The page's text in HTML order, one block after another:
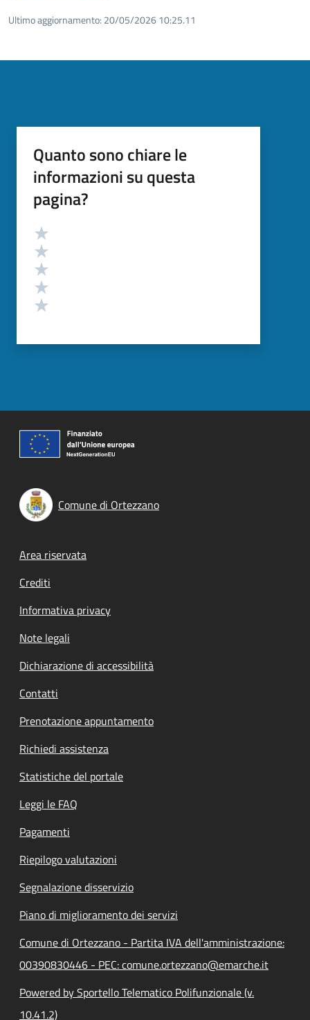
Ultimo aggiornamento: 20/05/2026 10:25.11
Quanto sono chiare le
informazioni su questa
pagina?
Valutazione
Comune di Ortezzano
Footer menu
Area riservata
Crediti
Informativa privacy
Note legali
Dichiarazione di accessibilità
Contatti
Prenotazione appuntamento
Richiedi assistenza
Statistiche del portale
Leggi le FAQ
Pagamenti
Riepilogo valutazioni
Segnalazione disservizio
Piano di miglioramento dei servizi
Comune di Ortezzano - Partita IVA dell'amministrazione:
00390830446 - PEC: comune.ortezzano@emarche.it
Powered by Sportello Telematico Polifunzionale (v.
10.41.2)